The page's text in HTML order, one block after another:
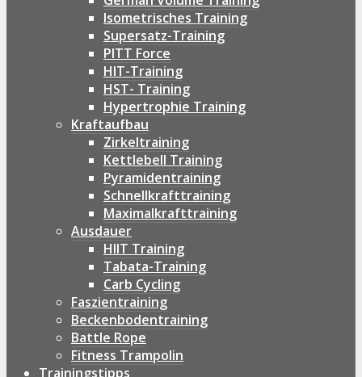
Isometrisches Training
Supersatz-Training
PITT Force
HIT-Training
HST- Training
Hypertrophie Training
Kraftaufbau
Zirkeltraining
Kettlebell Training
Pyramidentraining
Schnellkrafttraining
Maximalkrafttraining
Ausdauer
HIIT Training
Tabata-Training
Carb Cycling
Faszientraining
Beckenbodentraining
Battle Rope
Fitness Trampolin
Trainingstipps